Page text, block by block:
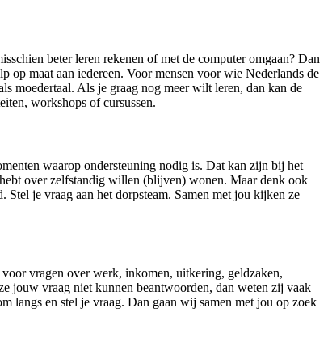
beter leren rekenen of met de computer omgaan? Dan
op maat aan iedereen. Voor mensen voor wie Nederlands de
moedertaal. Als je graag nog meer wilt leren, dan kan de
workshops of cursussen.
waarop ondersteuning nodig is. Dat kan zijn bij het
over zelfstandig willen (blijven) wonen. Maar denk ook
Stel je vraag aan het dorpsteam. Samen met jou kijken ze
vragen over werk, inkomen, uitkering, geldzaken,
jouw vraag niet kunnen beantwoorden, dan weten zij vaak
langs en stel je vraag. Dan gaan wij samen met jou op zoek